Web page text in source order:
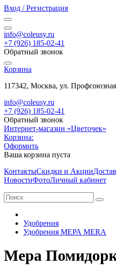
Вход / Регистрация
info@coleusy.ru
+7 (926) 185-02-41
Обратный звонок
Корзина
117342, Москва, ул.
info@coleusy.ru
+7 (926) 185-02-41
Обратный звонок
Интернет-магазин «Цветочек»
Корзина:
Оформить
Ваша корзина пуста
КонтактыСкидки и Акции
НовостиФотоЛичный кабинет
Удобрения
Удобрения МЕРА MERA
Мера